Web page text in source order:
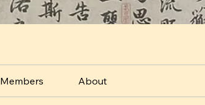
Members About